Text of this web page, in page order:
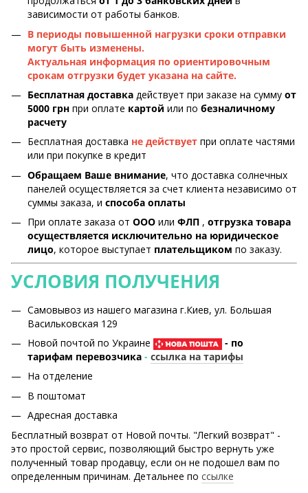
зависимости от работы банков.
В периоды повышенной нагрузки сроки отправки
могут быть изменены.
Актуальная информация по ориентировочным
срокам отгрузки будет указана на сайте.
Бесплатная доставка действует при заказе на сумму от
5000 грн при оплате картой или по безналичному
расчету
Бесплатная доставка не действует при оплате частями
или при покупке в кредит
Обращаем Ваше внимание, что доставка солнечных
панелей осуществляется за счет клиента независимо от
суммы заказа, и способа оплаты
При оплате заказа от ООО или ФЛП , отгрузка товара
осуществляется исключительно на юридическое
лицо, которое выступает плательщиком по заказу.
УСЛОВИЯ ПОЛУЧЕНИЯ
Самовывоз из нашего магазина г.Киев, ул. Большая
Васильковская 129
Новой почтой по Украине
- по
тарифам перевозчика - ссылка на тарифы
На отделение
В поштомат
Адресная доставка
Бесплатный возврат от Новой почты. "Легкий возврат" -
это простой сервис, позволяющий быстро вернуть уже
полученный товар продавцу, если он не подошел вам по
определенным причинам. Детальнее по ссылке